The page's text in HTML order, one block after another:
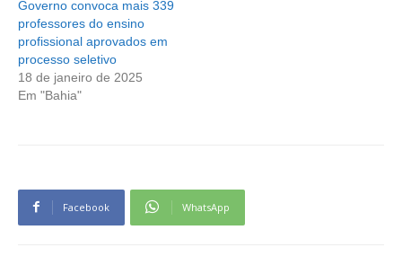
Governo convoca mais 339
professores do ensino
profissional aprovados em
processo seletivo
18 de janeiro de 2025
Em "Bahia"
Facebook WhatsApp